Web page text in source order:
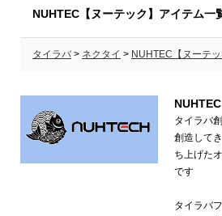
NUHTEC【ヌーテック】アイテム一
タイラバ> ネクタイ > NUHTEC【ヌーテッ
タイラバ
創造して
ち上げた
です​
タイラバ